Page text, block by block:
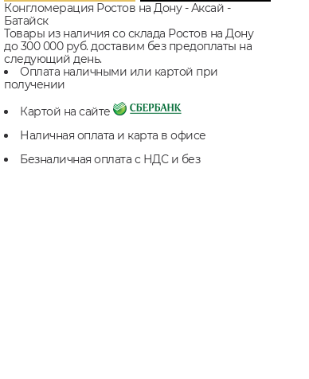
Конгломерация Ростов на Дону - Аксай -
Батайск
Товары из наличия со склада Ростов на Дону
до 300 000 руб. доставим без предоплаты на
следующий день.
Оплата наличными или картой при
получении
Картой на сайте
Наличная оплата и карта в офисе
Безналичная оплата с НДС и без